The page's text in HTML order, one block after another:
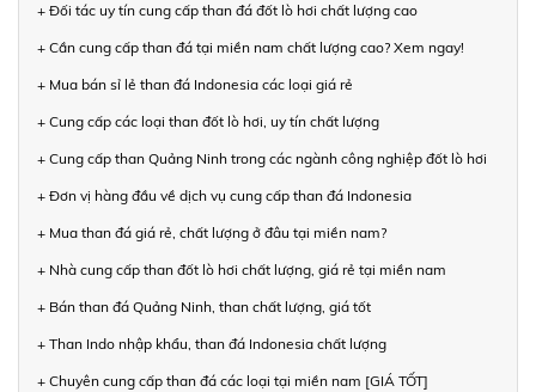
+ Đối tác uy tín cung cấp than đá đốt lò hơi chất lượng cao
+ Cần cung cấp than đá tại miền nam chất lượng cao? Xem ngay!
+ Mua bán sỉ lẻ than đá Indonesia các loại giá rẻ
+ Cung cấp các loại than đốt lò hơi, uy tín chất lượng
+ Cung cấp than Quảng Ninh trong các ngành công nghiệp đốt lò hơi
+ Đơn vị hàng đầu về dịch vụ cung cấp than đá Indonesia
+ Mua than đá giá rẻ, chất lượng ở đâu tại miền nam?
+ Nhà cung cấp than đốt lò hơi chất lượng, giá rẻ tại miền nam
+ Bán than đá Quảng Ninh, than chất lượng, giá tốt
+ Than Indo nhập khẩu, than đá Indonesia chất lượng
+ Chuyên cung cấp than đá các loại tại miền nam [GIÁ TỐT]